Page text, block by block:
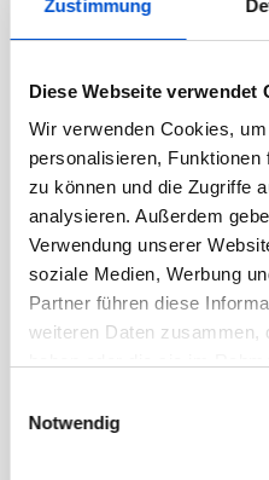
Zustimmung
Diese Webseite verwendet
Wir verwenden Cookies,
personalisieren,
zu können und die Zugriffe
analysieren. Außerdem
Verwendung unserer
soziale Medien, Werbung
Partner führen diese
weiteren Daten zusammen,
Notwendig
Dezember 2020
November 2020
September 2020
August 2020
Juli 2020
Juni 2020
März 2020